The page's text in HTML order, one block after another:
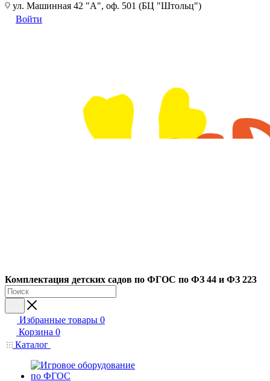
ул. Машинная 42 "А", оф. 501 (БЦ "Штольц")
Войти
Комплектация детских садов по ФГОC по ФЗ 44 и ФЗ 223
Избранные товары 0
Корзина 0
Каталог